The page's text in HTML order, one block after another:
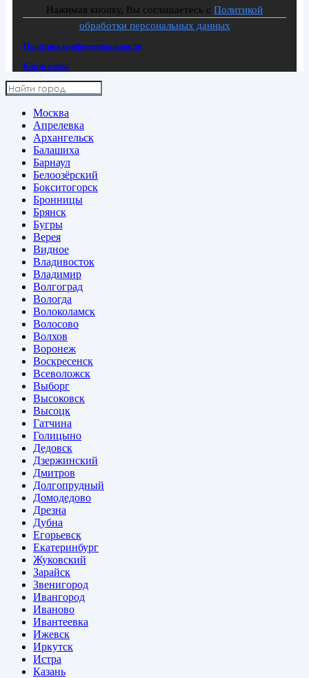
Нажимая кнопку, Вы соглашаетесь с Политикой
обработки персональных данных
Политика конфиденциальности
Карта сайта
Москва
Апрелевка
Архангельск
Балашиха
Барнаул
Белоозёрский
Бокситогорск
Бронницы
Брянск
Бугры
Верея
Видное
Владивосток
Владимир
Волгоград
Вологда
Волоколамск
Волосово
Волхов
Воронеж
Воскресенск
Всеволожск
Выборг
Высоковск
Высоцк
Гатчина
Голицыно
Дедовск
Дзержинский
Дмитров
Долгопрудный
Домодедово
Дрезна
Дубна
Егорьевск
Екатеринбург
Жуковский
Зарайск
Звенигород
Ивангород
Иваново
Ивантеевка
Ижевск
Иркутск
Истра
Казань